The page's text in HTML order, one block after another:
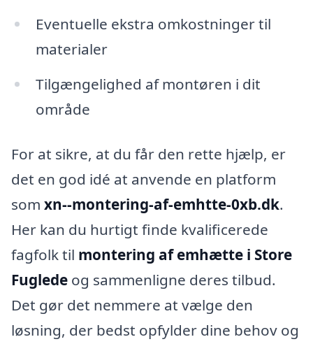
Eventuelle ekstra omkostninger til
materialer
Tilgængelighed af montøren i dit
område
For at sikre, at du får den rette hjælp, er
det en god idé at anvende en platform
som xn--montering-af-emhtte-0xb.dk.
Her kan du hurtigt finde kvalificerede
fagfolk til montering af emhætte i Store
Fuglede og sammenligne deres tilbud.
Det gør det nemmere at vælge den
løsning, der bedst opfylder dine behov og